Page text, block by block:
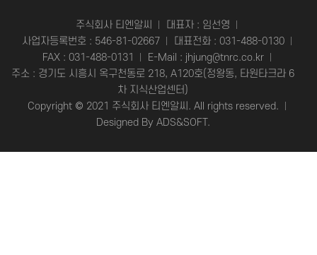
주식회사 티엔알씨
대표자 : 임선영
사업자등록번호 : 546-81-02667
대표전화 : 031-488-0130
FAX : 031-488-0131
E-Mail : jhjung@tnrc.co.kr
주소 : 경기도 시흥시 옥구천동로 218, A120호(정왕동, 타원타크라 6
차 지식산업센터)
Copyright © 2021 주식회사 티엔알씨. All rights reserved.
Designed By ADS&SOFT.